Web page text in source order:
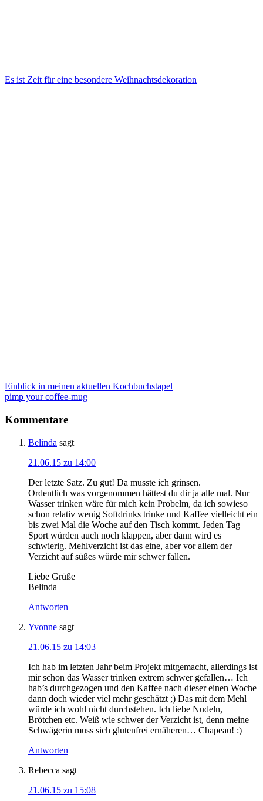
Es ist Zeit für eine besondere Weihnachtsdekoration
Einblick in meinen aktuellen Kochbuchstapel
pimp your coffee-mug
Kommentare
Belinda sagt
21.06.15 zu 14:00
Der letzte Satz. Zu gut! Da musste ich grinsen.
Ordentlich was vorgenommen hättest du dir ja alle mal. Nur
Wasser trinken wäre für mich kein Probelm, da ich sowieso
schon relativ wenig Softdrinks trinke und Kaffee vielleicht ein
bis zwei Mal die Woche auf den Tisch kommt. Jeden Tag
Sport würden auch noch klappen, aber dann wird es
schwierig. Mehlverzicht ist das eine, aber vor allem der
Verzicht auf süßes würde mir schwer fallen.
Liebe Grüße
Belinda
Antworten
Yvonne sagt
21.06.15 zu 14:03
Ich hab im letzten Jahr beim Projekt mitgemacht, allerdings ist
mir schon das Wasser trinken extrem schwer gefallen… Ich
hab’s durchgezogen und den Kaffee nach dieser einen Woche
dann doch wieder viel mehr geschätzt ;) Das mit dem Mehl
würde ich wohl nicht durchstehen. Ich liebe Nudeln,
Brötchen etc. Weiß wie schwer der Verzicht ist, denn meine
Schwägerin muss sich glutenfrei ernäheren… Chapeau! :)
Antworten
Rebecca sagt
21.06.15 zu 15:08